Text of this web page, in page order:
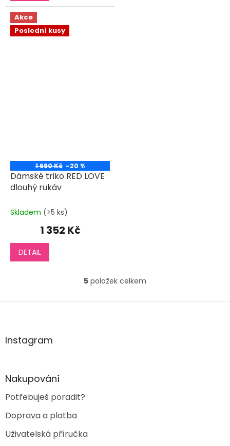
Akce
Poslední kusy
1 690 Kč –20 %
Dámské triko RED LOVE
dlouhý rukáv
Skladem (>5 ks)
1 352 Kč
DETAIL
O
l
5 položek celkem
Z
aInstagram
Nakupování
Potřebuješ poradit?
Doprava a platba
Uživatelská příručka